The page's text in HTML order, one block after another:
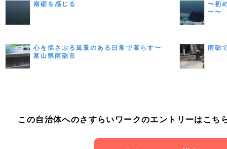
南砺を感じる
〜初
ー〜
心を揺さぶる風景のある日常で暮らす〜
富山県南砺市
南砺
この自治体へのさすらいワークのエントリーはこち